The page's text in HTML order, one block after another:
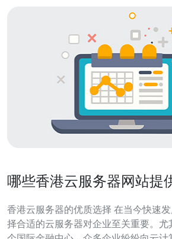
哪些香港云服务器网站提
香港云服务器的优质选择 在当今快速发展的数字时代，选
择合适的云服务器对企业至关重要。尤